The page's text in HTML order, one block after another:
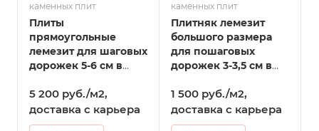
каменных плит
Плиты
прямоугольные
лемезит для шаговых
дорожек 5-6 см в
5 200 руб./м2,
доставка с карьера
каменных плит
Плитняк лемезит
большого размера
для пошаговых
дорожек 3-3,5 см в
1 500 руб./м2,
доставка с карьера